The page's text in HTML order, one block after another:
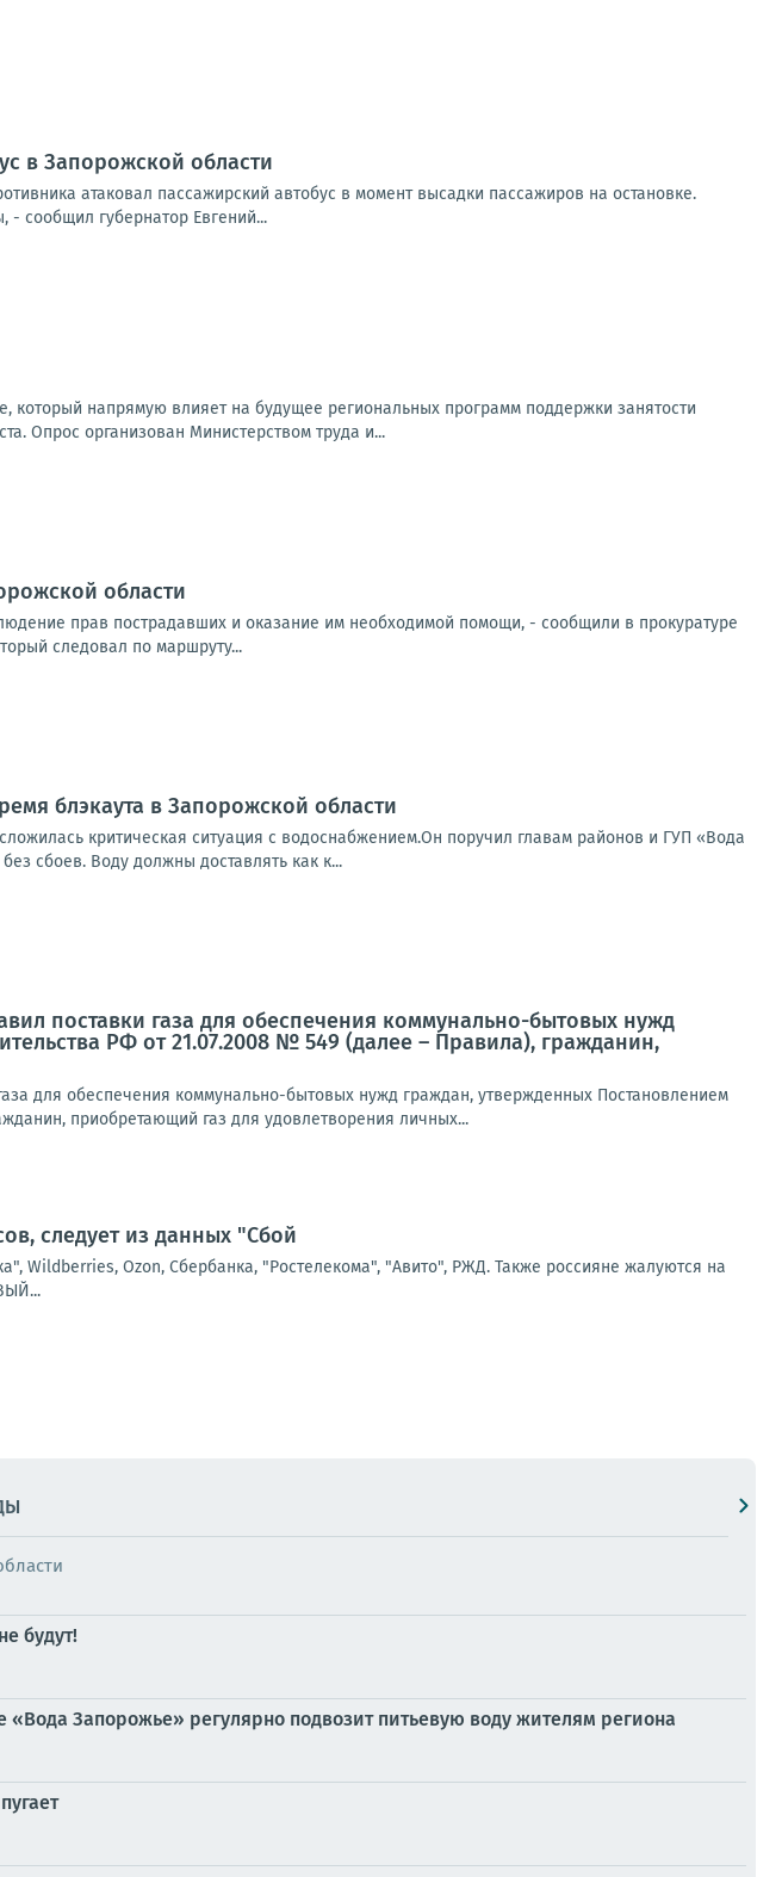
в Запорожской области
атаковал пассажирский автобус в момент высадки пассажиров на остановке.
сообщил губернатор Евгений...
который напрямую влияет на будущее региональных программ поддержки занятости
Опрос организован Министерством труда и...
области
прав пострадавших и оказание им необходимой помощи, - сообщили в прокуратуре
следовал по маршруту...
блэкаута в Запорожской области
критическая ситуация с водоснабжением.Он поручил главам районов и ГУП «Вода
сбоев. Воду должны доставлять как к...
поставки газа для обеспечения коммунально-бытовых нужд
РФ от 21.07.2008 № 549 (далее – Правила), гражданин,
для обеспечения коммунально-бытовых нужд граждан, утвержденных Постановлением
приобретающий газ для удовлетворения личных...
следует из данных "Сбой
Wildberries, Ozon, Сбербанка, "Ростелекома", "Авито", РЖД. Также россияне жалуются на
будут!
Запорожье» регулярно подвозит питьевую воду жителям региона